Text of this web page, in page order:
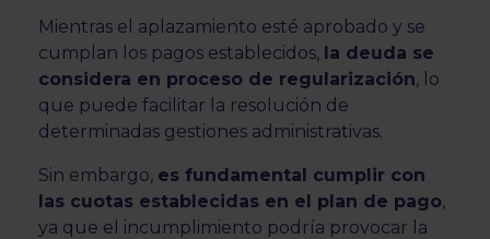
Mientras el aplazamiento esté aprobado y se
cumplan los pagos establecidos, la deuda se
considera en proceso de regularización, lo
que puede facilitar la resolución de
determinadas gestiones administrativas.
Sin embargo, es fundamental cumplir con
las cuotas establecidas en el plan de pago,
ya que el incumplimiento podría provocar la